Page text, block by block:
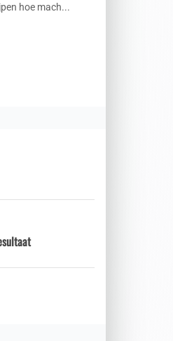
hoe mach...